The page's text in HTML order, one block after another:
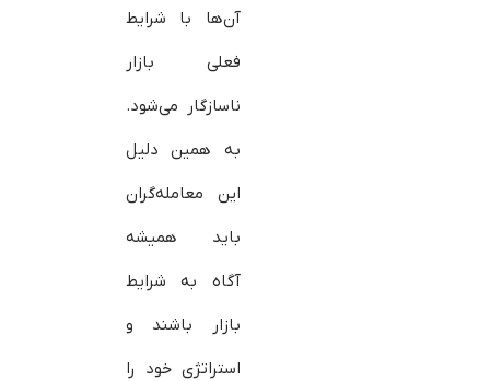
آن‌ها با شرایط
فعلی بازار
ناسازگار می‌شود.
به همین دلیل
این معامله‌گران
باید همیشه
آگاه به شرایط
بازار باشند و
استراتژی خود را